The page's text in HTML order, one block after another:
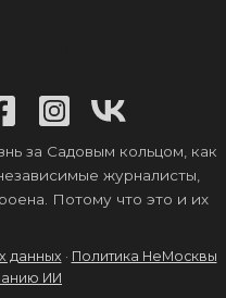
за Садовым кольцом, как
журналисты,
Потому что это и их
данных · Политика НеМосквы
ИИ